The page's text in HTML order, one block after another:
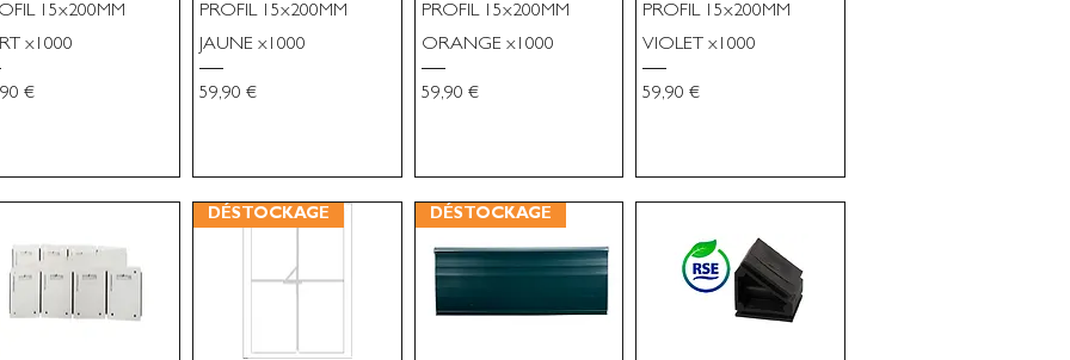
15x200MM
x1000
€
PROFIL 15x200MM
JAUNE x1000
Prix
59,90 €
PROFIL 15x200MM
ORANGE x1000
Prix
59,90 €
PROFIL 15x200MM
VIOLET x1000
Prix
59,90 €
DÉSTOCKAGE DÉSTOCKAGE